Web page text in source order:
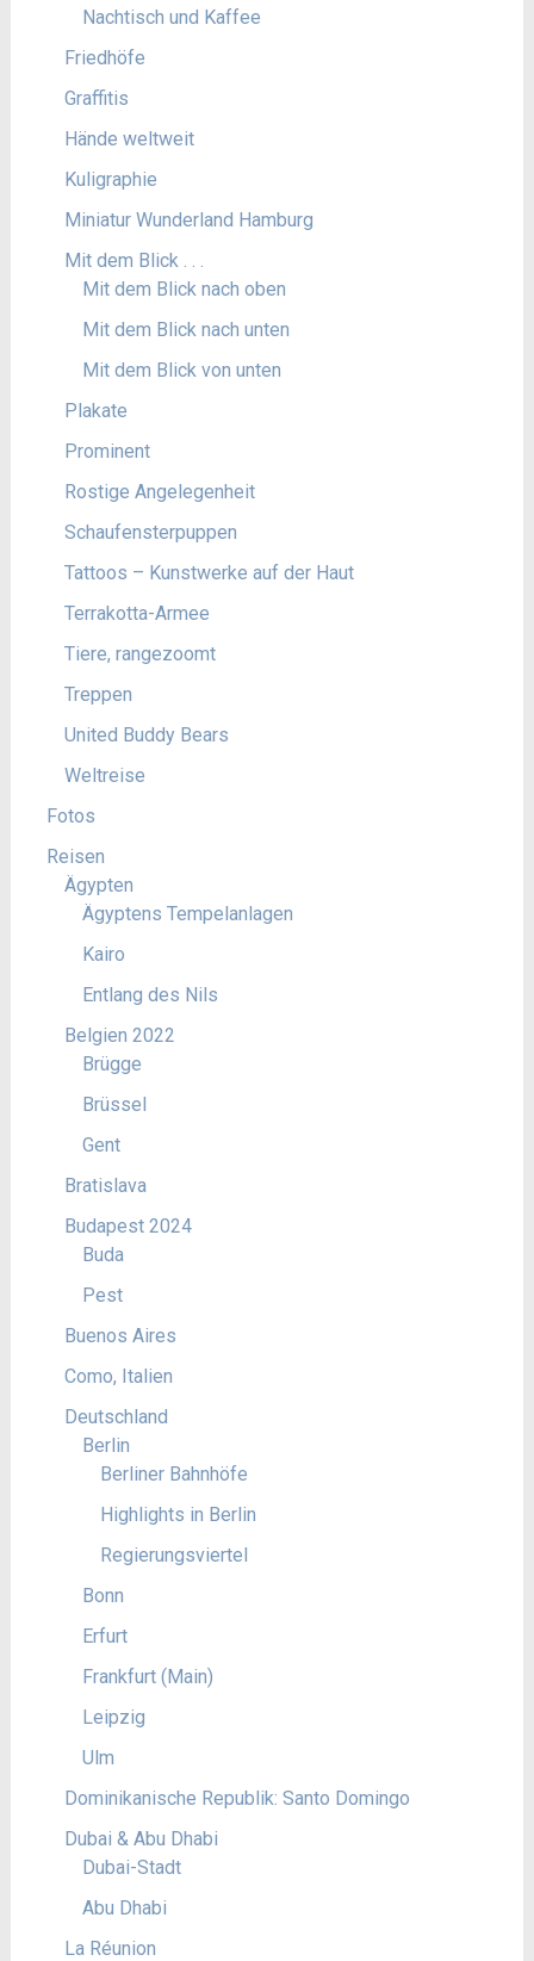
Nachtisch und Kaffee
Friedhöfe
Graffitis
Hände weltweit
Kuligraphie
Miniatur Wunderland Hamburg
Mit dem Blick . . .
Mit dem Blick nach oben
Mit dem Blick nach unten
Mit dem Blick von unten
Plakate
Prominent
Rostige Angelegenheit
Schaufensterpuppen
Tattoos – Kunstwerke auf der Haut
Terrakotta-Armee
Tiere, rangezoomt
Treppen
United Buddy Bears
Weltreise
Fotos
Reisen
Ägypten
Ägyptens Tempelanlagen
Kairo
Entlang des Nils
Belgien 2022
Brügge
Brüssel
Gent
Bratislava
Budapest 2024
Buda
Pest
Buenos Aires
Como, Italien
Deutschland
Berlin
Berliner Bahnhöfe
Highlights in Berlin
Regierungsviertel
Bonn
Erfurt
Frankfurt (Main)
Leipzig
Ulm
Dominikanische Republik: Santo Domingo
Dubai & Abu Dhabi
Dubai-Stadt
Abu Dhabi
La Réunion